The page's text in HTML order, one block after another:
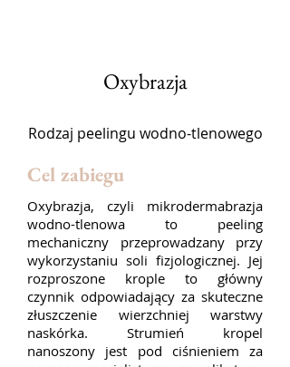
Oxybrazja
Rodzaj peelingu wodno-tlenowego
Cel zabiegu
Oxybrazja, czyli mikrodermabrazja
wodno-tlenowa to peeling
mechaniczny przeprowadzany przy
wykorzystaniu soli fizjologicznej. Jej
rozproszone krople to główny
czynnik odpowiadający za skuteczne
złuszczenie wierzchniej warstwy
naskórka. Strumień kropel
nanoszony jest pod ciśnieniem za